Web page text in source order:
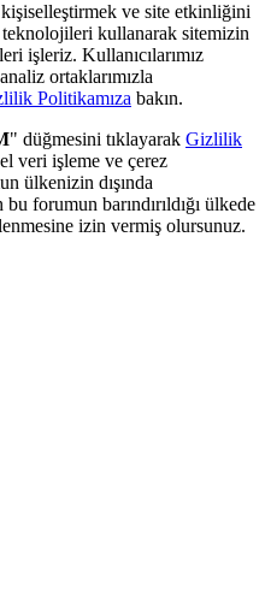
ve site etkinliğini
kullanarak sitemizin
işleriz. Kullanıcılarımız
ortaklarımızla
Politikamıza bakın.
" düğmesini tıklayarak Gizlilik
veri işleme ve çerez
ülkenizin dışında
forumun barındırıldığı ülkede
izin vermiş olursunuz.